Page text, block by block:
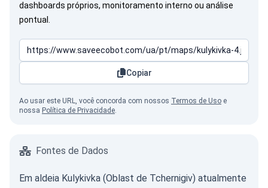
dashboards próprios, monitoramento interno ou análise
pontual.
Copiar
Ao usar este URL, você concorda com nossos Termos de Uso e
nossa Política de Privacidade.
Fontes de Dados
Em aldeia Kulykivka (Oblast de Tchernigiv) atualmente